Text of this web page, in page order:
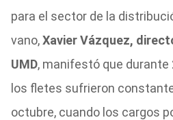
para el sector de la
vano,Xavier Vázquez,
UMD, manifestó que durante
los fletes sufrieron
octubre, cuando los cargos